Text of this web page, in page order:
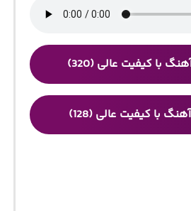
با کیفیت عالی (320)
با کیفیت عالی (128)